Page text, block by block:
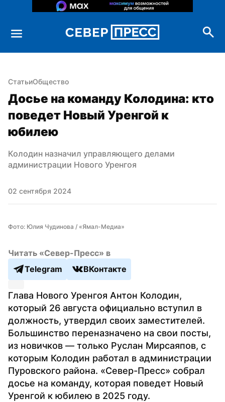
СтатьиОбщество
Досье на команду Колодина: кто
поведет Новый Уренгой к
юбилею
Колодин назначил управляющего делами
администрации Нового Уренгоя
02 сентября 2024
Фото: Юлия Чудинова / «Ямал-Медиа»
Читать «Север-Пресс» в
Telegram
ВКонтакте
Глава Нового Уренгоя Антон Колодин,
который 26 августа официально вступил в
должность, утвердил своих заместителей.
Большинство переназначено на свои посты,
из новичков — только Руслан Мирсаяпов, с
которым Колодин работал в администрации
Пуровского района. «Север-Пресс» собрал
досье на команду, которая поведет Новый
Уренгой к юбилею в 2025 году.